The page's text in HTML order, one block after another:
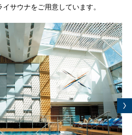
サウナをご用意しています。